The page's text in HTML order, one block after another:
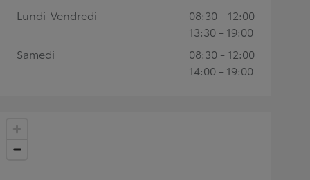
Lundi-Vendredi
08:30 - 12:00
13:30 - 19:00
Samedi
08:30 - 12:00
14:00 - 19:00